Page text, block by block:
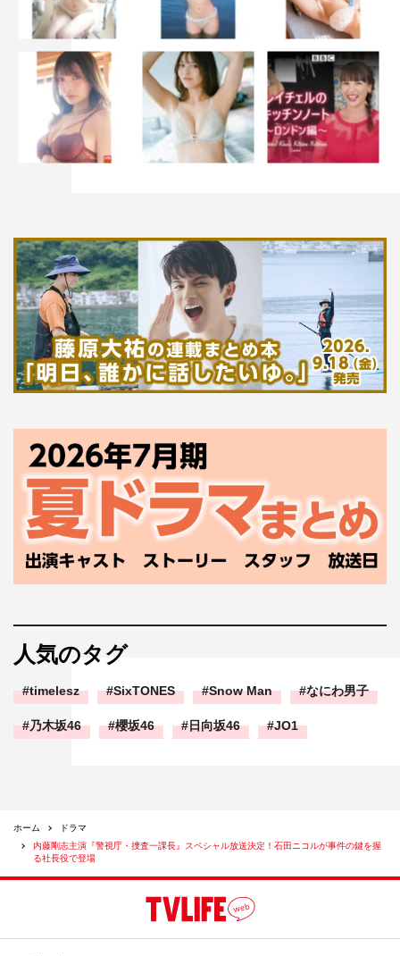
人気のタグ
timelesz SixTONES Snow Man なにわ男子
乃木坂46 櫻坂46 日向坂46 JO1
ホーム
ドラマ
内藤剛志主演『警視庁・捜査一課長』スペシャル放送決定！石田ニコルが事件の鍵を握
る社長役で登場